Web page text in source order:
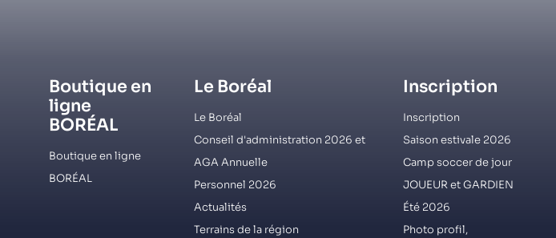
Boutique en
ligne
BORÉAL
Boutique en ligne
BORÉAL
Le Boréal
Le Boréal
Conseil d'administration 2026 et
AGA Annuelle
Personnel 2026
Actualités
Terrains de la région
Inscription
Inscription
Saison estivale 2026
Camp soccer de jour
JOUEUR et GARDIEN
Été 2026
Photo profil,